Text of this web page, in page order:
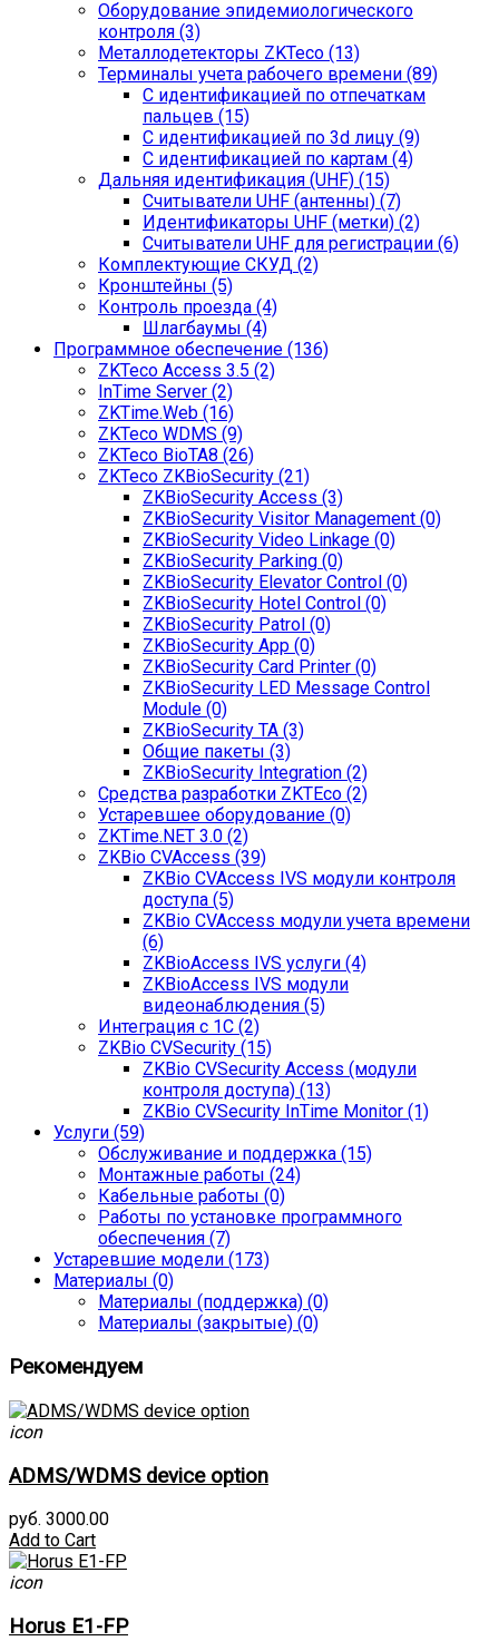
Оборудование эпидемиологического
контроля (3)
Металлодетекторы ZKTeco (13)
Терминалы учета рабочего времени (89)
С идентификацией по отпечаткам
пальцев (15)
С идентификацией по 3d лицу (9)
С идентификацией по картам (4)
Дальняя идентификация (UHF) (15)
Считыватели UHF (антенны) (7)
Идентификаторы UHF (метки) (2)
Считыватели UHF для регистрации (6)
Комплектующие СКУД (2)
Кронштейны (5)
Контроль проезда (4)
Шлагбаумы (4)
Программное обеспечение (136)
ZKTeco Access 3.5 (2)
InTime Server (2)
ZKTime.Web (16)
ZKTeco WDMS (9)
ZKTeco BioTA8 (26)
ZKTeco ZKBioSecurity (21)
ZKBioSecurity Access (3)
ZKBioSecurity Visitor Management (0)
ZKBioSecurity Video Linkage (0)
ZKBioSecurity Parking (0)
ZKBioSecurity Elevator Control (0)
ZKBioSecurity Hotel Control (0)
ZKBioSecurity Patrol (0)
ZKBioSecurity App (0)
ZKBioSecurity Card Printer (0)
ZKBioSecurity LED Message Control
Module (0)
ZKBioSecurity TA (3)
Общие пакеты (3)
ZKBioSecurity Integration (2)
Средства разработки ZKTEco (2)
Устаревшее оборудование (0)
ZKTime.NET 3.0 (2)
ZKBio CVAccess (39)
ZKBio CVAccess IVS модули контроля
доступа (5)
ZKBio CVAccess модули учета времени
(6)
ZKBioAccess IVS услуги (4)
ZKBioAccess IVS модули
видеонаблюдения (5)
Интеграция с 1С (2)
ZKBio CVSecurity (15)
ZKBio CVSecurity Access (модули
контроля доступа) (13)
ZKBio CVSecurity InTime Monitor (1)
Услуги (59)
Обслуживание и поддержка (15)
Монтажные работы (24)
Кабельные работы (0)
Работы по установке программного
обеспечения (7)
Устаревшие модели (173)
Материалы (0)
Материалы (поддержка) (0)
Материалы (закрытые) (0)
Рекомендуем
icon
ADMS/WDMS device option
руб. 3000.00
Add to Cart
icon
Horus E1-FP